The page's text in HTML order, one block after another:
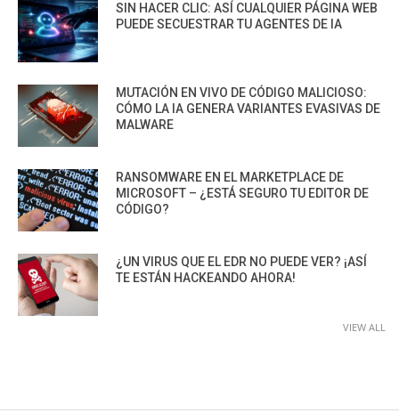
SIN HACER CLIC: ASÍ CUALQUIER PÁGINA WEB
PUEDE SECUESTRAR TU AGENTES DE IA
MUTACIÓN EN VIVO DE CÓDIGO MALICIOSO:
CÓMO LA IA GENERA VARIANTES EVASIVAS DE
MALWARE
RANSOMWARE EN EL MARKETPLACE DE
MICROSOFT – ¿ESTÁ SEGURO TU EDITOR DE
CÓDIGO?
¿UN VIRUS QUE EL EDR NO PUEDE VER? ¡ASÍ
TE ESTÁN HACKEANDO AHORA!
VIEW ALL